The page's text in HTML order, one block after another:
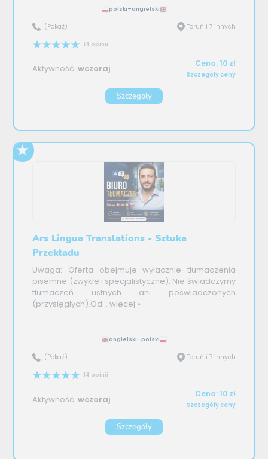
polski–angielski
(Pokaż) Toruń i 7 innych
14 opinii
Aktywność:wczoraj Cena: 10 zł
Szczegóły ceny
Szczegóły
Ars Lingua Translations - Sztuka
Przekładu
Uwaga: Oferta obejmuje wyłącznie tłumaczenia
pisemne (zwykłe i specjalistyczne). Nie świadczymy
tłumaczeń ustnych ani poświadczonych
(przysięgłych).Od... więcej »
angielski–polski
(Pokaż) Toruń i 7 innych
14 opinii
Aktywność:wczoraj Cena: 10 zł
Szczegóły ceny
Szczegóły